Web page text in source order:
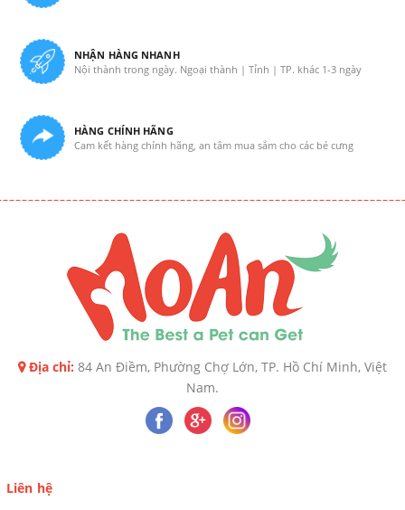
NHẬN HÀNG NHANH
Nội thành trong ngày. Ngoại thành | Tỉnh | TP. khác 1-3 ngày
HÀNG CHÍNH HÃNG
Cam kết hàng chính hãng, an tâm mua sắm cho các bé cưng
Địa chỉ: 84 An Điềm, Phường Chợ Lớn, TP. Hồ Chí Minh, Việt
Nam.
Liên hệ